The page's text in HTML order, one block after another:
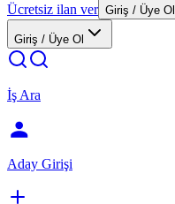
Ücretsiz ilan ver Giriş / Üye Ol
Giriş / Üye Ol
İş Ara
Aday Girişi